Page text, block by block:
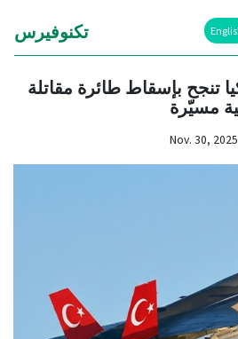
تكنوفيرس
تنجح بإسقاط طائرة مقاتلة
مسيّرة